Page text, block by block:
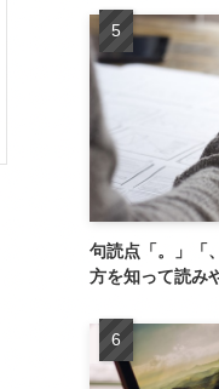
句読点「。」「
方を知って読み